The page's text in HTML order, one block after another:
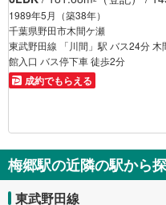
1989年5月（築38年）
千葉県野田市木間ケ瀬
東武野田線 「川間」駅 バス24分 木
館入口 バス停下車 徒歩2分
成約でもらえる
梅郷駅の近隣の駅から
東武野田線